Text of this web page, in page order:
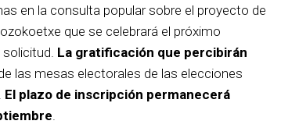
en la consulta popular sobre el proyecto de
que se celebrará el próximo
La gratificación que percibirán
las mesas electorales de las elecciones
El plazo de inscripción permanecerá